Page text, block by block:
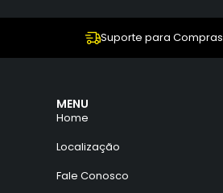
Suporte para Compras
MENU
Home
Localização
Fale Conosco